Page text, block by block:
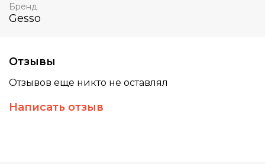
Бренд
Gesso
Отзывы
Отзывов еще никто не оставлял
Написать отзыв